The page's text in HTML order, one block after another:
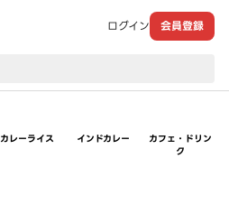
ログイン 会員登録
カレーライス インドカレー
カフェ・ドリン
ク